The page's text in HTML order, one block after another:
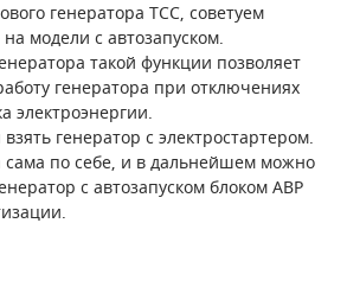
генератора ТСС, советуем
модели с автозапуском.
такой функции позволяет
генератора при отключениях
электроэнергии.
генератор с электростартером.
сама по себе, и в дальнейшем можно
с автозапуском блоком АВР